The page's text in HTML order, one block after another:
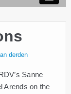
derden
Sanne
Arends on the